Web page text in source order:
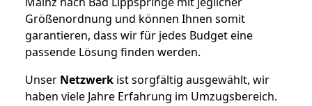
Größenordnung und können Ihnen somit
garantieren, dass wir für jedes Budget eine
passende Lösung finden werden.
Unser Netzwerk ist sorgfältig ausgewählt, wir
haben viele Jahre Erfahrung im Umzugsbereich.